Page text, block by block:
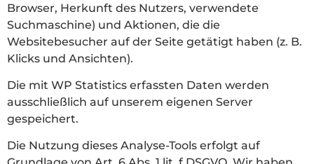
Browser, Herkunft des Nutzers, verwendete
Suchmaschine) und Aktionen, die die
Websitebesucher auf der Seite getätigt haben (z. B.
Klicks und Ansichten).
Die mit WP Statistics erfassten Daten werden
ausschließlich auf unserem eigenen Server
gespeichert.
Die Nutzung dieses Analyse-Tools erfolgt auf